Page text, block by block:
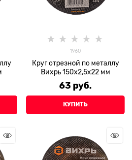
1960
Круг отрезной по металлу
Вихрь 150х2,5х22 мм
63 руб.
КУПИТЬ